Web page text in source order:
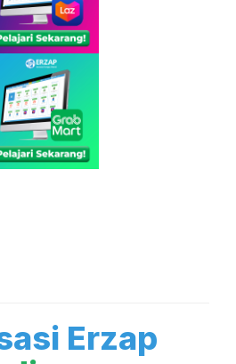
Erzap